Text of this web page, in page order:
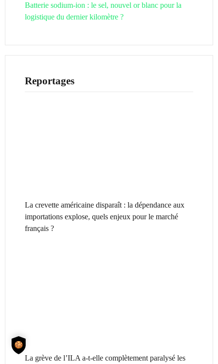
Batterie sodium-ion : le sel, nouvel or blanc pour la
logistique du dernier kilomètre ?
Reportages
La crevette américaine disparaît : la dépendance aux
importations explose, quels enjeux pour le marché
français ?
La grève de l’ILA a-t-elle complètement paralysé les